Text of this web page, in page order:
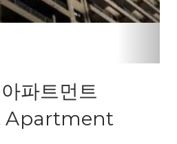
파트먼트
Apartment